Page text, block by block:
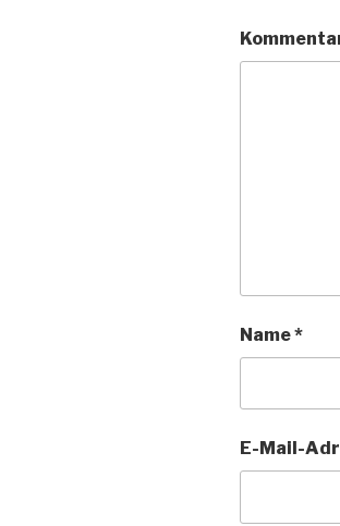
Name*
E-Mail-